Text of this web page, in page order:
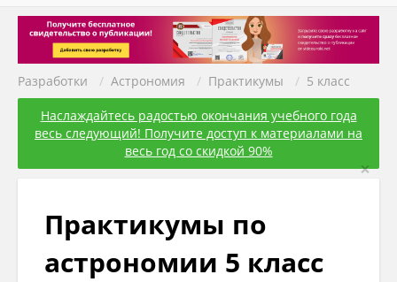
Разработки / Астрономия / Практикумы / 5 класс
Наслаждайтесь радостью окончания учебного года
весь следующий! Получите доступ к материалами на
весь год со скидкой 90%
×
Практикумы по
астрономии 5 класс